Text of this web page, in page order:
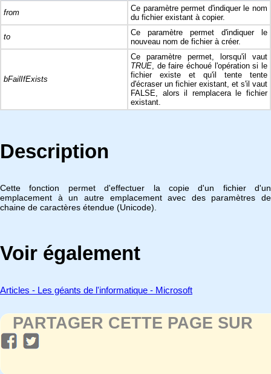
from
Ce paramètre permet d'indiquer le nom
du fichier existant à copier.
to
Ce paramètre permet d'indiquer le
nouveau nom de fichier à créer.
bFailIfExists
Ce paramètre permet, lorsqu'il vaut
TRUE, de faire échoué l'opération si le
fichier existe et qu'il tente tente
d'écraser un fichier existant, et s'il vaut
FALSE, alors il remplacera le fichier
existant.
Description
Cette fonction permet d'effectuer la copie d'un fichier d'un
emplacement à un autre emplacement avec des paramètres de
chaine de caractères étendue (Unicode).
Voir également
Articles - Les géants de l'informatique - Microsoft
PARTAGER CETTE PAGE SUR